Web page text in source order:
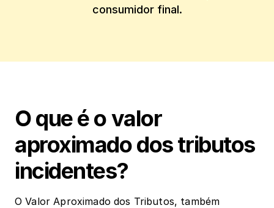
consumidor final.
O que é o valor
aproximado dos tributos
incidentes?
O Valor Aproximado dos Tributos, também